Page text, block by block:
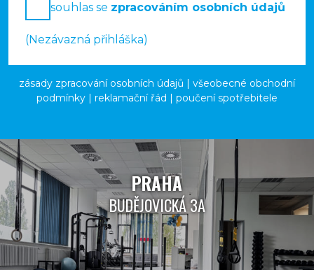
souhlas se zpracováním osobních údajů
(Nezávazná přihláška)
zásady zpracování osobních údajů | všeobecné obchodní
podmínky | reklamační řád | poučení spotřebitele
PRAHA
BUDĚJOVICKÁ 3A